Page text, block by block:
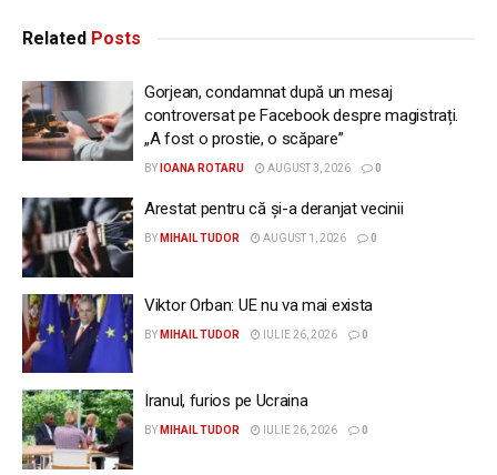
Related Posts
Gorjean, condamnat după un mesaj
controversat pe Facebook despre magistrați.
„A fost o prostie, o scăpare”
BY IOANA ROTARU AUGUST 3, 2026 0
Arestat pentru că și-a deranjat vecinii
BY MIHAIL TUDOR AUGUST 1, 2026 0
Viktor Orban: UE nu va mai exista
BY MIHAIL TUDOR IULIE 26, 2026 0
Iranul, furios pe Ucraina
BY MIHAIL TUDOR IULIE 26, 2026 0